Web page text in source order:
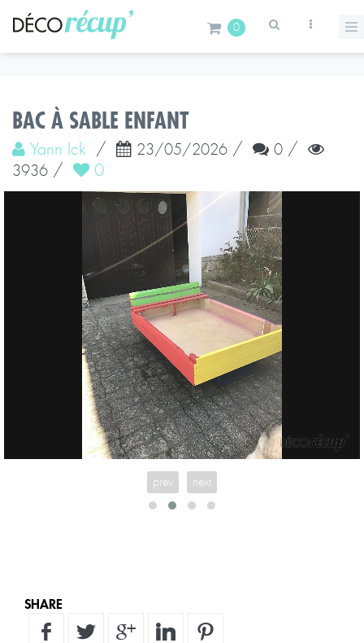
0
BAC À SABLE ENFANT
Yann Ick / 23/05/2026 / 0 /
3936 / 0
prev next
SHARE